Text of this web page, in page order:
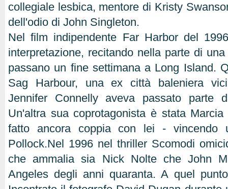
collegiale lesbica, mentore di Kristy
dell'odio di John Singleton.
Nel film indipendente Far Harbor del
interpretazione, recitando nella parte di
passano un fine settimana a Long Island.
Sag Harbour, una ex città baleniera
Jennifer Connelly aveva passato parte
Un'altra sua coprotagonista è stata
fatto ancora coppia con lei -
Pollock.Nel 1996 nel thriller Scomodi
che ammalia sia Nick Nolte che John
Angeles degli anni quaranta. A quel